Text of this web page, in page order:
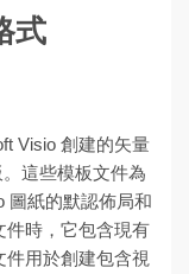
式
Visio 創建的矢量
這些模板文件為
圖紙的默認佈局和
件時，它包含現有
用於創建包含視